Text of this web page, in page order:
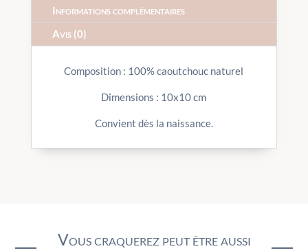
Informations complémentaires
Avis (0)
Composition : 100% caoutchouc naturel
Dimensions : 10x10 cm
Convient dès la naissance.
Vous craquerez peut être aussi